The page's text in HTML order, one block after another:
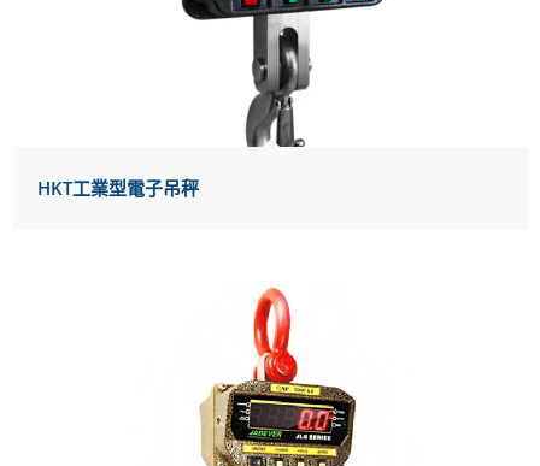
HKT工業型電子吊秤